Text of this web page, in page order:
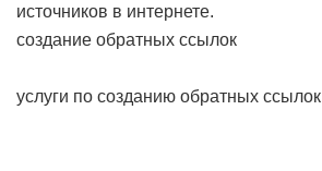
источников в интернете.
создание обратных ссылок
услуги по созданию обратных ссылок